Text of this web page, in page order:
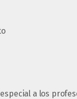
a los